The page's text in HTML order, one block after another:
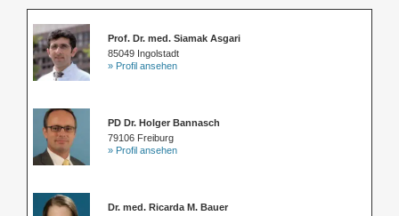
Prof. Dr. med. Siamak Asgari
85049 Ingolstadt
» Profil ansehen
PD Dr. Holger Bannasch
79106 Freiburg
» Profil ansehen
Dr. med. Ricarda M. Bauer